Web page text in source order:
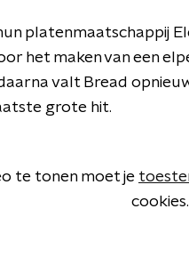
platenmaatschappij
het maken van een
valt Bread
grote hit.
te tonen moet je
cookies.